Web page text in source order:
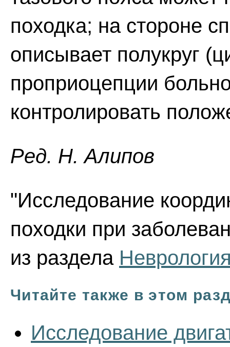
походка; на стороне
описывает полукруг
проприоцепции
контролировать
Ред. Н. Алипов
"Исследование
походки при
из раздела
Читайте также в этом
Исследование